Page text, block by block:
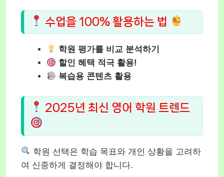
수업을 100% 활용하는 법
학원 평가를 비교 분석하기
할인 혜택 적극 활용!
복습용 콘텐츠 활용
2025년 최신 영어 학원 트렌드
학원 선택은 학습 목표와 개인 상황을 고려하
여 신중하게 결정해야 합니다.